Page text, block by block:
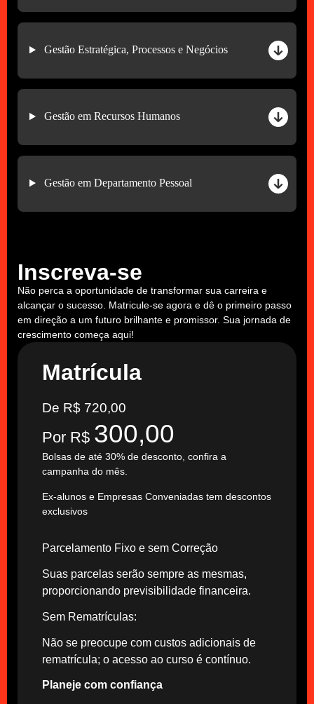
Gestão Estratégica, Processos e Negócios
Gestão em Recursos Humanos
Gestão em Departamento Pessoal
Inscreva-se
Não perca a oportunidade de transformar sua carreira e
alcançar o sucesso. Matricule-se agora e dê o primeiro passo
em direção a um futuro brilhante e promissor. Sua jornada de
crescimento começa aqui!
Matrícula
De R$ 720,00
Por R$ 300,00
Bolsas de até 30% de desconto, confira a
campanha do mês.
Ex-alunos e Empresas Conveniadas tem descontos
exclusivos
Parcelamento Fixo e sem Correção
Suas parcelas serão sempre as mesmas,
proporcionando previsibilidade financeira.
Sem Rematrículas:
Não se preocupe com custos adicionais de
rematrícula; o acesso ao curso é contínuo.
Planeje com confiança